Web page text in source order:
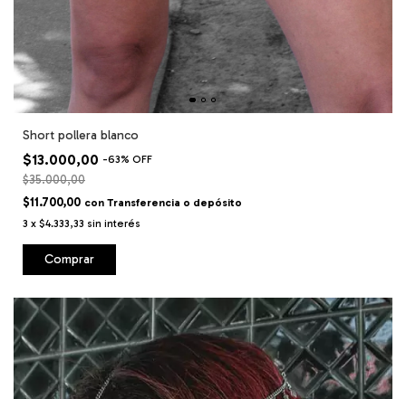
Short pollera blanco
$13.000,00 -63% OFF
$35.000,00
$11.700,00 con Transferencia o depósito
3 x $4.333,33 sin interés
Comprar